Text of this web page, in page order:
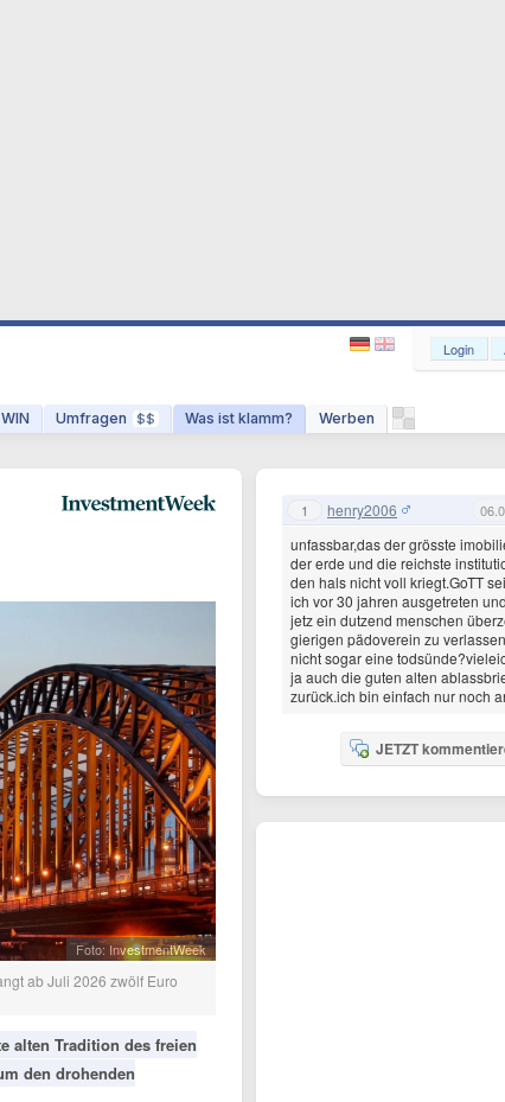
WIN Umfragen $$ Was ist klamm? Werben
Login
Foto: InvestmentWeek
ab Juli 2026 zwölf Euro
alten Tradition des freien
den drohenden
1 henry2006
unfassbar,das der grösste
der erde und die reichste
den hals nicht voll kriegt.GoTT
ich vor 30 jahren ausgetreten
jetz ein dutzend menschen
gierigen pädoverein zu
nicht sogar eine
ja auch die guten alten
zurück.ich bin einfach nur noch
JETZT